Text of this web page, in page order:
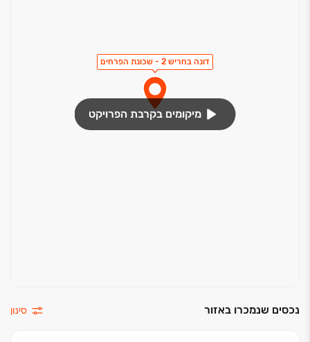
דלת איכותית לבנה קלאסית במילוי פלקסבורד או פולימר
מנגנון טריקה מגנטי
דונה בחריש 2 - שכונת הפרחים
מיקומים בקרבת הפרויקט
נכסים שנמכרו באזור סינון